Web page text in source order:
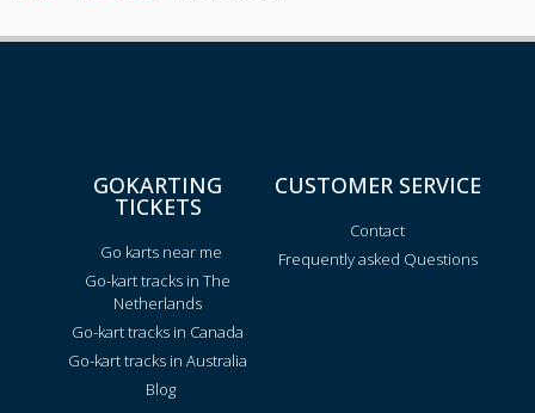
GOKARTING
TICKETS
Go karts near me
Go-kart tracks in The
Netherlands
Go-kart tracks in Canada
Go-kart tracks in Australia
Blog
CUSTOMER SERVICE
Contact
Frequently asked Questions